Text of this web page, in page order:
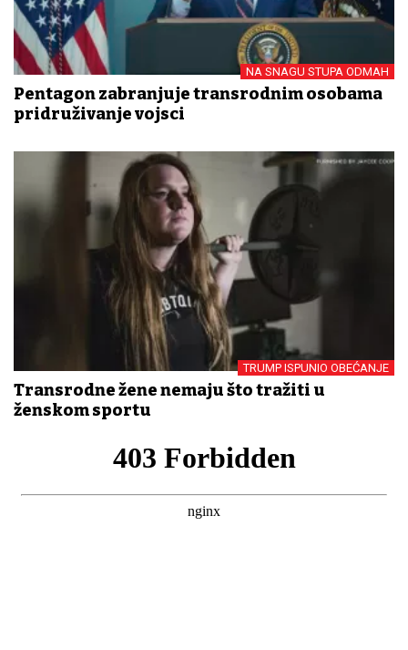
NA SNAGU STUPA ODMAH
Pentagon zabranjuje transrodnim osobama
pridruživanje vojsci
TRUMP ISPUNIO OBEĆANJE
Transrodne žene nemaju što tražiti u
ženskom sportu